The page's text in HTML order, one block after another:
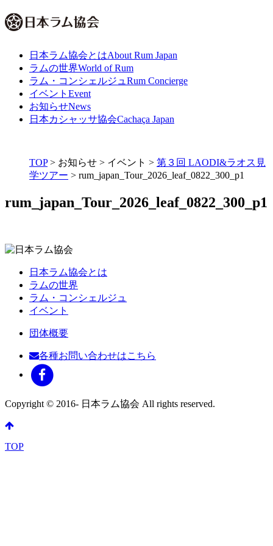
日本ラム協会とはAbout Rum Japan
ラムの世界World of Rum
ラム・コンシェルジュ Rum Concierge
イベント Event
お知らせNews
日本カシャッサ協会Cachaça Japan
TOP> お知らせ > イベント > 第３回 LAODI&ラオス見
学ツアー > rum_japan_Tour_2026_leaf_0822_300_p1
rum_japan_Tour_2026_leaf_0822_300_p1
日本ラム協会とは
ラムの世界
ラム・コンシェルジュ
イベント
団体概要
各種お問い合わせはこちら
Copyright © 2016- 日本ラム協会 All rights reserved.
TOP